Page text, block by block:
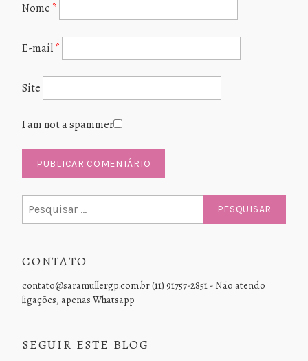
Nome *
E-mail*
Site
I am not a spammer
por:
CONTATO
contato@saramullergp.com.br (11) 91757-2851 - Não atendo
ligações, apenas Whatsapp
SEGUIR ESTE BLOG